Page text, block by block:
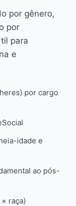
por gênero,
por
para
e
por cargo
idade e
ao pós-
raça)